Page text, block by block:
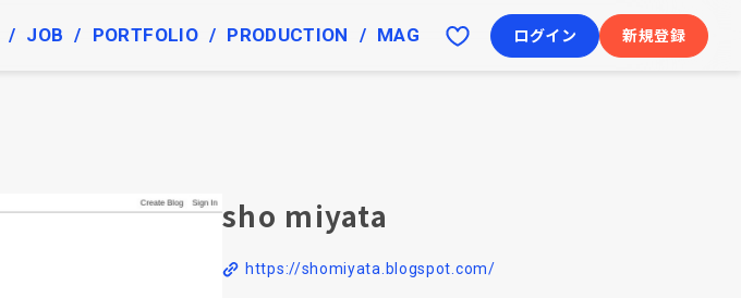
JOB PORTFOLIO PRODUCTION MAG ログイン 新規登録
sho miyata
https://shomiyata.blogspot.com/